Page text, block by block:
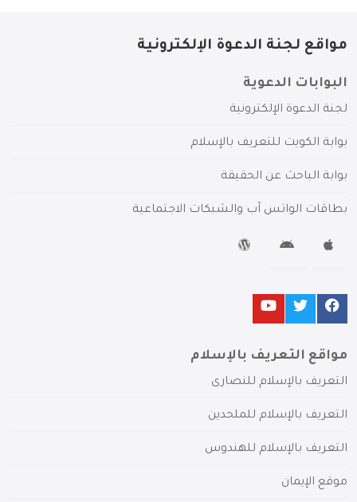
مواقع لجنة الدعوة الإلكترونية
البوابات الدعوية
لجنة الدعوة الإلكترونية
بوابة الكويت للتعريف بالإسلام
بوابة الباحث عن الحقيقة
بطاقات الواتس آب والشبكات الاجتماعية
مواقع التعريف بالإسلام
التعريف بالإسلام للنصارى
التعريف بالإسلام للملحدين
التعريف بالإسلام للهندوس
موقع الإيمان